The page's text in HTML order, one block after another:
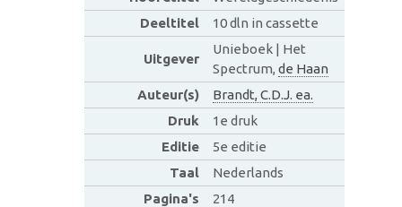
Deeltitel
10 dln in cassette
Uitgever
Unieboek | Het
Spectrum, de Haan
Auteur(s)
Brandt, C.D.J. ea.
Druk
1e druk
Editie
5e editie
Taal
Nederlands
Pagina's
214